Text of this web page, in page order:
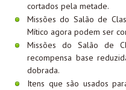
cortados pela metade.
Missões do Salão de
Mítico agora podem ser
Missões do Salão de
recompensa base
dobrada.
Itens que são usados